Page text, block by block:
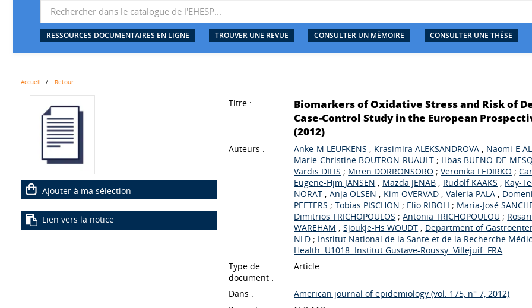
RESSOURCES DOCUMENTAIRES EN LIGNE TROUVER UNE REVUE CONSULTER UN MÉMOIRE CONSULTER UNE THÈSE
Accueil Retour
Ajouter à ma sélection
Lien vers la notice
Titre :
Biomarkers of Oxidative Stress and Risk of
Case-Control Study in the European
(2012)
Auteurs : Anke-M LEUFKENS ; Krasimira ALEKSANDROVA ; Naomi-E
Marie-Christine BOUTRON-RUAULT ; Hbas BUENO-DE-
Vardis DILIS ; Miren DORRONSORO ;Veronika FEDIRKO ;
Eugene-Hjm JANSEN ; Mazda JENAB ; Rudolf KAAKS ; Kay-
NORAT ;Anja OLSEN ; Kim OVERVAD ;Valeria PALA ;
PEETERS ;Tobias PISCHON ; Elio RIBOLI ; Maria-José
Dimitrios TRICHOPOULOS ;Antonia TRICHOPOULOU ;
WAREHAM ;Sjoukje-Hs WOUDT ; Department of
NLD ; Institut National de la Sante et de la Recherche
Health. U1018. Institut Gustave-Roussy. Villejuif. FRA
Type de
document :
Article
Dans :
American journal of epidemiology (vol. 175, n° 7, 2012)